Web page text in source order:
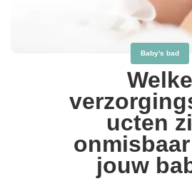
Baby's bad
Welke
ucten
jouw